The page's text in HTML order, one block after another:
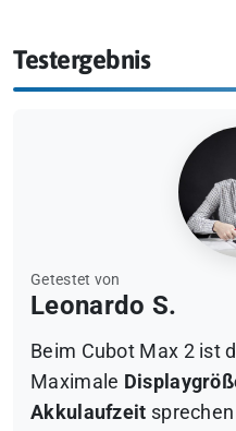
Testergebnis
Getestet von
Leonardo S.
Beim Cubot Max 2 ist
Maximale
Akkulaufzeit